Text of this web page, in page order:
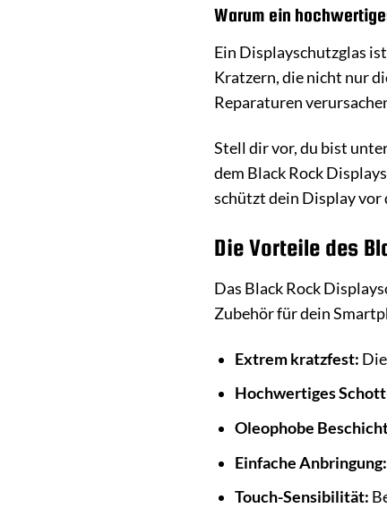
Warum ein
Ein Displayschutzglas
Kratzern, die nicht nur
Reparaturen
Stell dir vor, du bist
dem Black Rock
schützt dein Display vor
Die Vorteile des
Das Black Rock
Zubehör für dein
Extrem kratzfest:
Hochwertiges
Oleophobe
Einfache Anbringung:
Touch-Sensibilität: